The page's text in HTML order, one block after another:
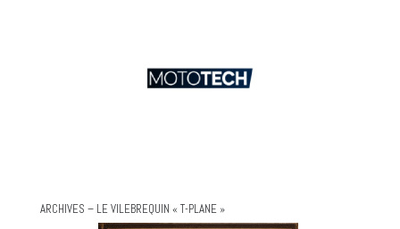
ARCHIVES – LE VILEBREQUIN « T-PLANE »